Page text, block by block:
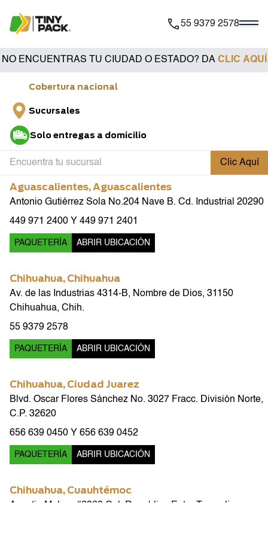
55 9379 2578
NO ENCUENTRAS TU CIUDAD O ESTADO? DA CLIC AQUÍ
Cobertura nacional
Sucursales
Solo entregas a domicilio
Clic Aquí
Aguascalientes,Aguascalientes
Antonio Gutiérrez Sola No.204 Nave B. Cd. Industrial 20290
449 971 2400 Y 449 971 2401
PAQUETERÍA ABRIR UBICACIÓN
Chihuahua, Chihuahua
Av. de las Industrias 4314-B, Nombre de Dios, 31150
Chihuahua, Chih.
55 9379 2578
PAQUETERÍA ABRIR UBICACIÓN
Chihuahua, Ciudad Juarez
Blvd. Oscar Flores Sánchez No. 3027 Fracc. División Norte,
C.P. 32620
656 639 0450 Y 656 639 0452
PAQUETERÍA ABRIR UBICACIÓN
Chihuahua, Cuauhtémoc
Agustin Melgar #2868 Col. Republica Entre Tamaulipas y